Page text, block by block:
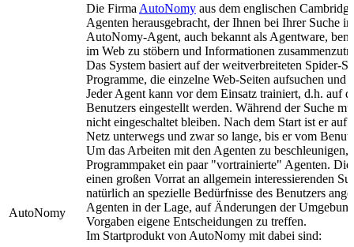
AutoNomy
Die Firma AutoNomy aus dem englischen
Agenten herausgebracht, der Ihnen bei Ihrer Suche
AutoNomy-Agent, auch bekannt als Agentware,
im Web zu stöbern und Informationen
Das System basiert auf der weitverbreiteten Spider-
Programme, die einzelne Web-Seiten aufsuchen und
Jeder Agent kann vor dem Einsatz trainiert, d.h. auf
Benutzers eingestellt werden. Während der Suche
nicht eingeschaltet bleiben. Nach dem Start ist er auf
Netz unterwegs und zwar so lange, bis er vom
Um das Arbeiten mit den Agenten zu beschleunigen,
Programmpaket ein paar "vortrainierte" Agenten.
einen großen Vorrat an allgemein interessierenden
natürlich an spezielle Bedürfnisse des Benutzers
Agenten in der Lage, auf Änderungen der
Vorgaben eigene Entscheidungen zu treffen.
Im Startprodukt von AutoNomy mit dabei sind: